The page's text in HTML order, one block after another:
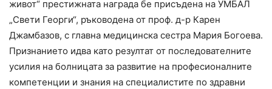
живот“ престижната награда бе присъдена на УМБАЛ
„Свети Георги“, ръководена от проф. д-р Карен
Джамбазов, с главна медицинска сестра Мария Богоева.
Признанието идва като резултат от последователните
усилия на болницата за развитие на професионалните
компетенции и знания на специалистите по здравни